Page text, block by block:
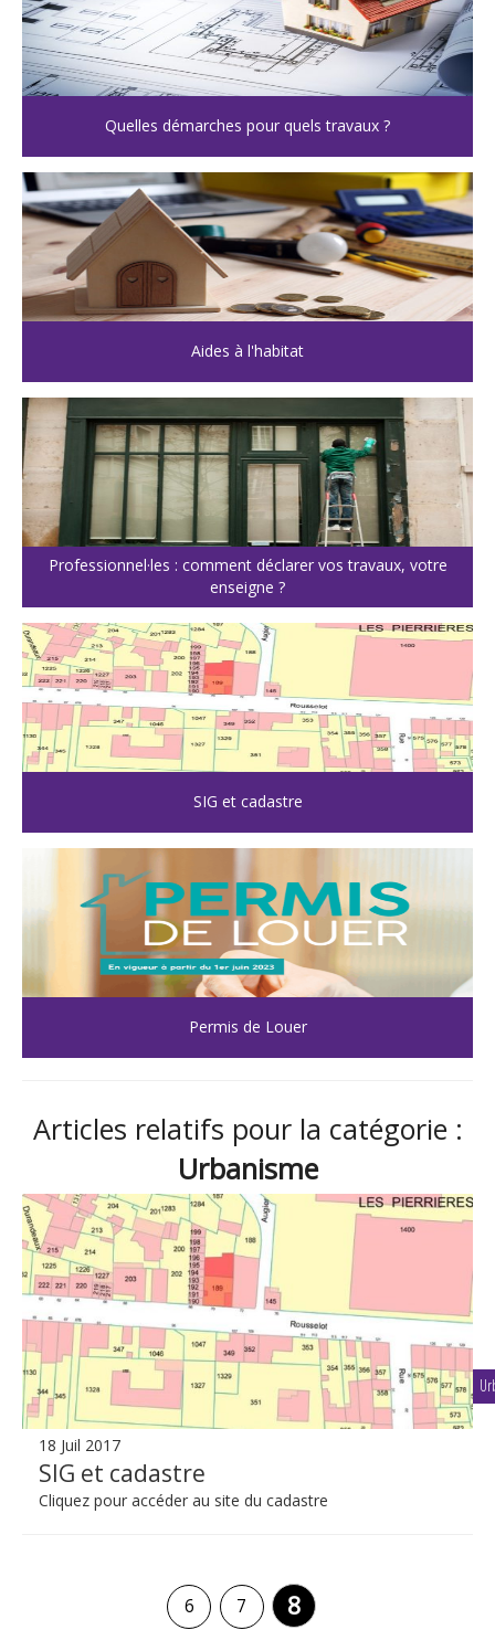
Quelles démarches pour quels travaux ?
Aides à l'habitat
Professionnel·les : comment déclarer vos travaux, votre
enseigne ?
SIG et cadastre
Permis de Louer
Articles relatifs pour la catégorie :
Urbanisme
18 Juil 2017
SIG et cadastre
Cliquez pour accéder au site du cadastre
6 7 8